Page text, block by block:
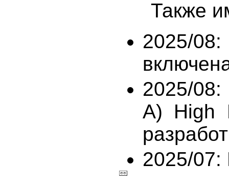
Также
2025/
2025/
A) High
2025/07: